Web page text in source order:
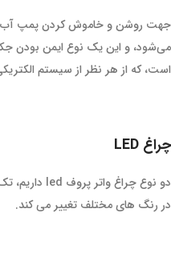
جهت روشن و خاموش کردن پمپ آب
می‌شود، و این یک نوع ایمن بودن
است، که از هر نظر از سیستم
چراغ LED
در رنگ های مختلف تغییر می کند.